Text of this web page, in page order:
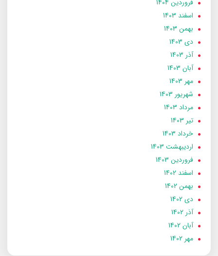
فروردین 1404
اسفند 1403
بهمن 1403
دی 1403
آذر 1403
آبان 1403
مهر 1403
شهریور 1403
مرداد 1403
تير 1403
خرداد 1403
ارديبهشت 1403
فروردین 1403
اسفند 1402
بهمن 1402
دی 1402
آذر 1402
آبان 1402
مهر 1402